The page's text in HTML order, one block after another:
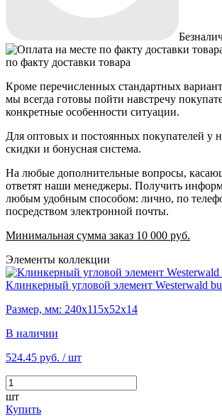
по факту доставки товара
Кроме перечисленных стандартных
мы всегда готовы пойти навстречу
конкретные особенности ситуации.
Для оптовых и постоянных покупателей у
скидки и бонусная система.
На любые дополнительные вопросы,
ответят наши менеджеры. Получить
любым удобным способом: лично, по
посредством электронной почты.
Минимальная сумма заказ 10 000 руб.
Элементы коллекции
Клинкерный угловой элемент Westerwald
Размер, мм: 240х115х52х14
В наличии
524.45 руб. / шт
шт
Купить